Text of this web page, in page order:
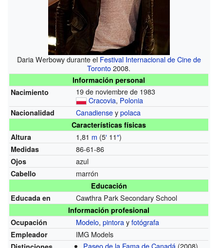
Daria Werbowy durante el Festival Internacional de Cine de
Toronto2008.
Información personal
Nacimiento
19 de noviembre de 1983
Cracovia, Polonia
Nacionalidad Canadienseypolaca
Características físicas
Altura
1,81 m (5′ 11″)
Medidas 86-61-86
Ojos azul
Cabello marrón
Educación
Educada en
Cawthra Park Secondary School
Información profesional
Ocupación
Modelo,pintorayfotógrafa
Empleador IMG Models
Paseo de la Fama de Canadá (2008)